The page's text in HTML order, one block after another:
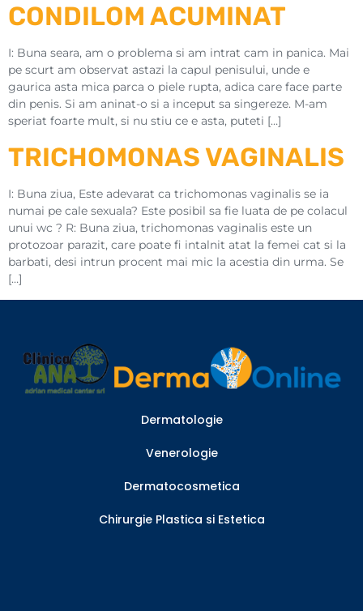
CONDILOM ACUMINAT
I: Buna seara, am o problema si am intrat cam in panica. Mai
pe scurt am observat astazi la capul penisului, unde e
gaurica asta mica parca o piele rupta, adica care face parte
din penis. Si am aninat-o si a inceput sa singereze. M-am
speriat foarte mult, si nu stiu ce e asta, puteti […]
TRICHOMONAS VAGINALIS
I: Buna ziua, Este adevarat ca trichomonas vaginalis se ia
numai pe cale sexuala? Este posibil sa fie luata de pe colacul
unui wc ? R: Buna ziua, trichomonas vaginalis este un
protozoar parazit, care poate fi intalnit atat la femei cat si la
barbati, desi intrun procent mai mic la acestia din urma. Se
[…]
Dermatologie
Venerologie
Dermatocosmetica
Chirurgie Plastica si Estetica